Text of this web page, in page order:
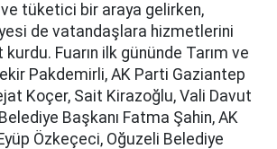
tüketici bir araya gelirken,
de vatandaşlara hizmetlerini
Fuarın ilk gününde Tarım ve
Pakdemirli, AK Parti Gaziantep
Koçer, Sait Kirazoğlu, Vali Davut
Başkanı Fatma Şahin, AK
Özkeçeci, Oğuzeli Belediye